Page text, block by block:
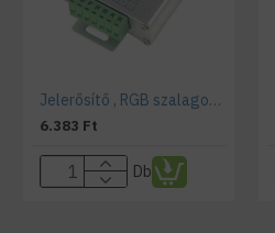
Jelerősítő , RGB szalagokhoz , 216 Watt , 3x6 Amper
6.383 Ft
Db